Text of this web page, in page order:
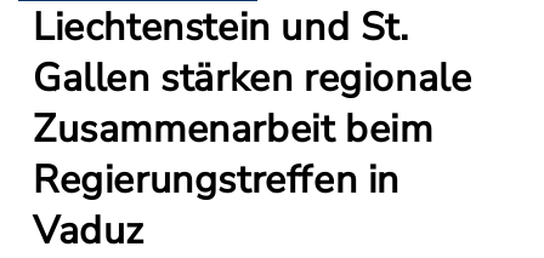
Liechtenstein und St.
Gallen stärken regionale
Zusammenarbeit beim
Regierungstreffen in
Vaduz